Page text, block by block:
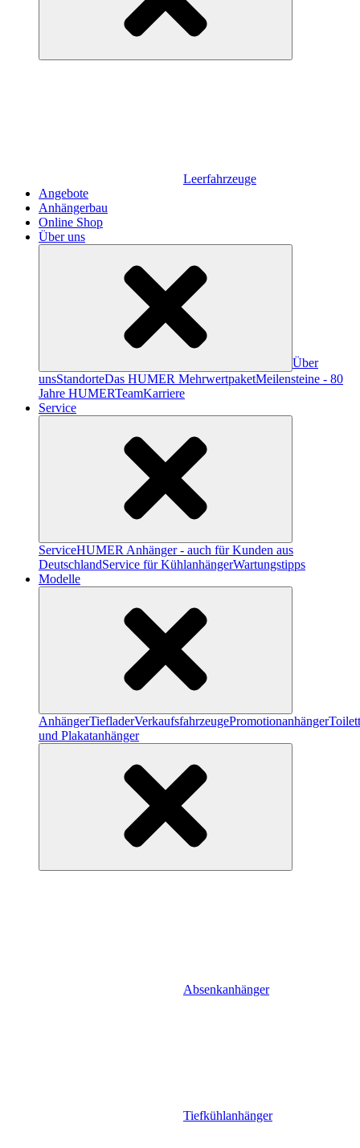
Leerfahrzeuge
Angebote
Anhängerbau
Online Shop
Über uns
Über
unsStandorteDas HUMER MehrwertpaketMeilensteine - 80
Jahre HUMERTeamKarriere
Service
ServiceHUMER Anhänger - auch für Kunden aus
DeutschlandService für KühlanhängerWartungstipps
Modelle
AnhängerTiefladerVerkaufsfahrzeugePromotionanhänger
und Plakatanhänger
Absenkanhänger
Tiefkühlanhänger